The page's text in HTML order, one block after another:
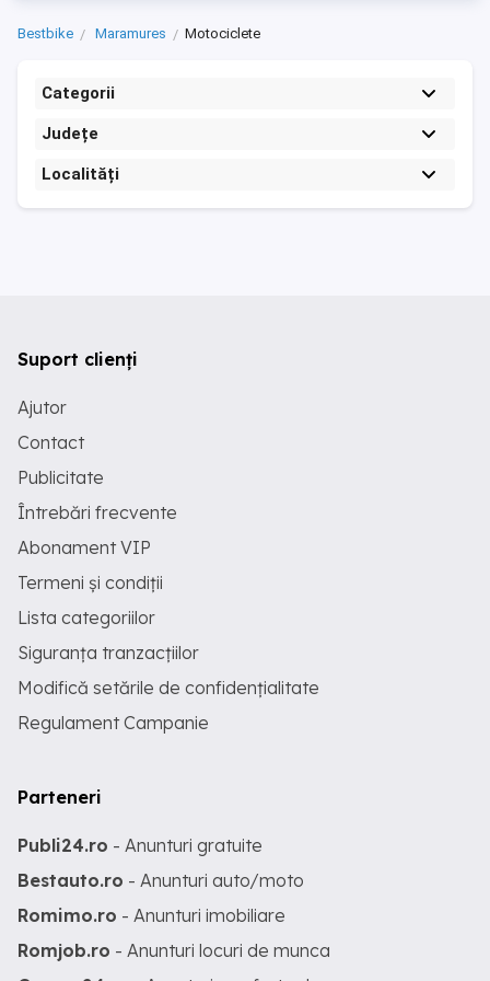
Bestbike Maramures Motociclete
Categorii
Județe
Localități
Suport clienți
Ajutor
Contact
Publicitate
Întrebări frecvente
Abonament VIP
Termeni și condiții
Lista categoriilor
Siguranța tranzacțiilor
Modifică setările de confidențialitate
Regulament Campanie
Parteneri
Publi24.ro - Anunturi gratuite
Bestauto.ro - Anunturi auto/moto
Romimo.ro - Anunturi imobiliare
Romjob.ro - Anunturi locuri de munca